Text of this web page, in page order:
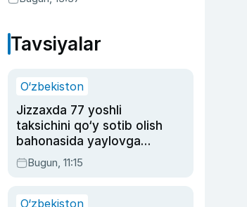
Tavsiyalar
O‘zbekiston
Jizzaxda 77 yoshli
taksichini qo‘y sotib olish
bahonasida yaylovga
olib borib o‘ldirgan yigit
20 yilga qamaldi
Bugun, 11:15
O‘zbekiston